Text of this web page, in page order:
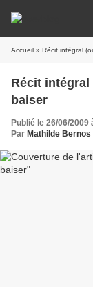
Accueil » Récit intégral
Récit
baiser
Publié le 26/06/2009
Par Mathilde Bernos